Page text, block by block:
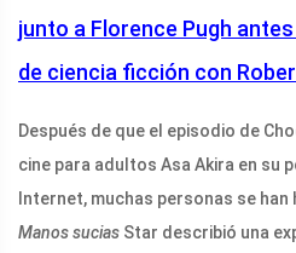
junto a Florence Pugh
de ciencia ficción con
Después de que el episodio de
cine para adultos Asa Akira en su
Internet, muchas personas se
Manos sucias Star describió una